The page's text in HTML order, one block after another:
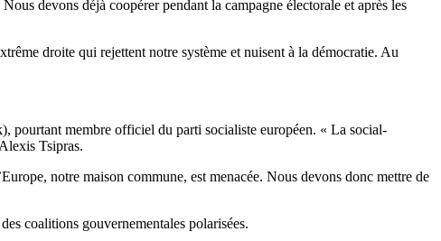
devons déjà coopérer pendant la campagne électorale et après les
droite qui rejettent notre système et nuisent à la démocratie. Au
pourtant membre officiel du parti socialiste européen. « La social-
Tsipras.
notre maison commune, est menacée. Nous devons donc mettre de
coalitions gouvernementales polarisées.